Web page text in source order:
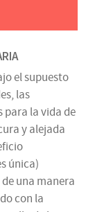
el supuesto
las
para la vida de
y alejada
única)
una manera
con la